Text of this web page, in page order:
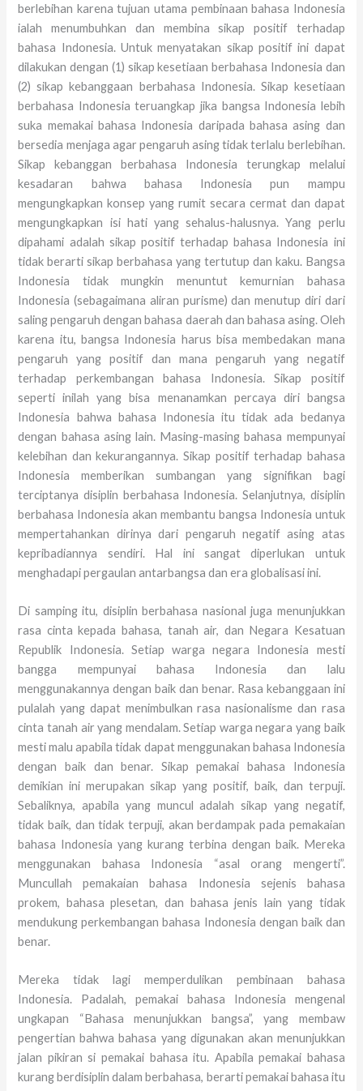
berlebihan karena tujuan utama pembinaan bahasa Indonesia
ialah menumbuhkan dan membina sikap positif terhadap
bahasa Indonesia. Untuk menyatakan sikap positif ini dapat
dilakukan dengan (1) sikap kesetiaan berbahasa Indonesia dan
(2) sikap kebanggaan berbahasa Indonesia. Sikap kesetiaan
berbahasa Indonesia teruangkap jika bangsa Indonesia lebih
suka memakai bahasa Indonesia daripada bahasa asing dan
bersedia menjaga agar pengaruh asing tidak terlalu berlebihan.
Sikap kebanggan berbahasa Indonesia terungkap melalui
kesadaran bahwa bahasa Indonesia pun mampu
mengungkapkan konsep yang rumit secara cermat dan dapat
mengungkapkan isi hati yang sehalus-halusnya. Yang perlu
dipahami adalah sikap positif terhadap bahasa Indonesia ini
tidak berarti sikap berbahasa yang tertutup dan kaku. Bangsa
Indonesia tidak mungkin menuntut kemurnian bahasa
Indonesia (sebagaimana aliran purisme) dan menutup diri dari
saling pengaruh dengan bahasa daerah dan bahasa asing. Oleh
karena itu, bangsa Indonesia harus bisa membedakan mana
pengaruh yang positif dan mana pengaruh yang negatif
terhadap perkembangan bahasa Indonesia. Sikap positif
seperti inilah yang bisa menanamkan percaya diri bangsa
Indonesia bahwa bahasa Indonesia itu tidak ada bedanya
dengan bahasa asing lain. Masing-masing bahasa mempunyai
kelebihan dan kekurangannya. Sikap positif terhadap bahasa
Indonesia memberikan sumbangan yang signifikan bagi
terciptanya disiplin berbahasa Indonesia. Selanjutnya, disiplin
berbahasa Indonesia akan membantu bangsa Indonesia untuk
mempertahankan dirinya dari pengaruh negatif asing atas
kepribadiannya sendiri. Hal ini sangat diperlukan untuk
menghadapi pergaulan antarbangsa dan era globalisasi ini.
Di samping itu, disiplin berbahasa nasional juga menunjukkan
rasa cinta kepada bahasa, tanah air, dan Negara Kesatuan
Republik Indonesia. Setiap warga negara Indonesia mesti
bangga mempunyai bahasa Indonesia dan lalu
menggunakannya dengan baik dan benar. Rasa kebanggaan ini
pulalah yang dapat menimbulkan rasa nasionalisme dan rasa
cinta tanah air yang mendalam. Setiap warga negara yang baik
mesti malu apabila tidak dapat menggunakan bahasa Indonesia
dengan baik dan benar. Sikap pemakai bahasa Indonesia
demikian ini merupakan sikap yang positif, baik, dan terpuji.
Sebaliknya, apabila yang muncul adalah sikap yang negatif,
tidak baik, dan tidak terpuji, akan berdampak pada pemakaian
bahasa Indonesia yang kurang terbina dengan baik. Mereka
menggunakan bahasa Indonesia “asal orang mengerti”.
Muncullah pemakaian bahasa Indonesia sejenis bahasa
prokem, bahasa plesetan, dan bahasa jenis lain yang tidak
mendukung perkembangan bahasa Indonesia dengan baik dan
benar.
Mereka tidak lagi memperdulikan pembinaan bahasa
Indonesia. Padalah, pemakai bahasa Indonesia mengenal
ungkapan “Bahasa menunjukkan bangsa”, yang membaw
pengertian bahwa bahasa yang digunakan akan menunjukkan
jalan pikiran si pemakai bahasa itu. Apabila pemakai bahasa
kurang berdisiplin dalam berbahasa, berarti pemakai bahasa itu